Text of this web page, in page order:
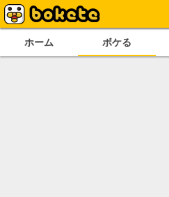
ホーム ボケる